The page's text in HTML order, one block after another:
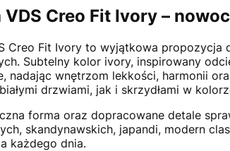
VDS Creo Fit Ivory –
Creo Fit Ivory to wyjątkowa
Subtelny kolor ivory, inspirowany
nadając wnętrzom lekkości, harmonii
drzwiami, jak i skrzydłami w
forma oraz dopracowane detale
skandynawskich, japandi, modern
każdego dnia.